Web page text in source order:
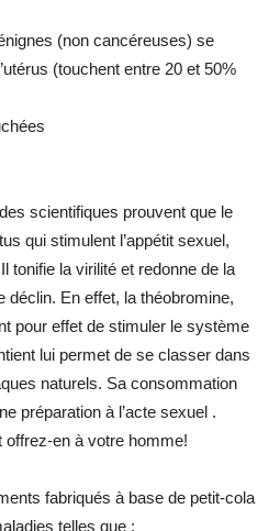
(non cancéreuses) se
(touchent entre 20 et 50%
scientifiques prouvent que le
qui stimulent l’appétit sexuel,
tonifie la virilité et redonne de la
En effet, la théobromine,
pour effet de stimuler le système
lui permet de se classer dans
naturels. Sa consommation
préparation à l’acte sexuel .
en à votre homme!
fabriqués à base de petit-cola
telles que :